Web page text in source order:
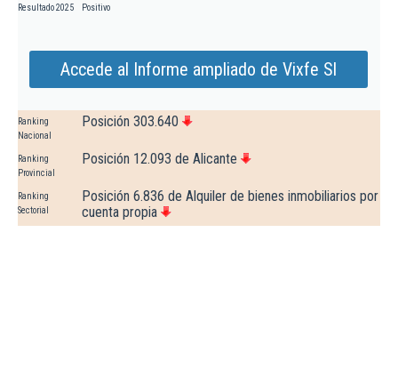
Resultado 2025 Positivo
Accede al Informe ampliado de Vixfe Sl
Ranking
Nacional
Posición 303.640
Ranking
Provincial
Posición 12.093 de Alicante
Ranking
Sectorial
Posición 6.836 de Alquiler de bienes inmobiliarios por
cuenta propia